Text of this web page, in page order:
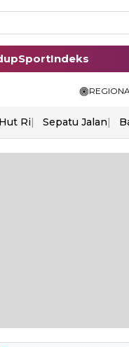
SportIndeks
Hut Ri Sepatu Jalan